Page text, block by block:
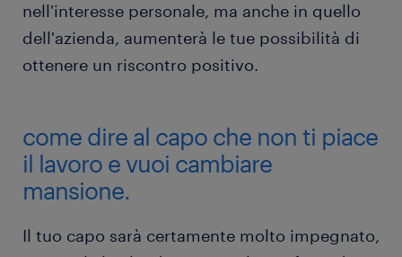
nell'interesse personale, ma anche in quello
dell'azienda, aumenterà le tue possibilità di
ottenere un riscontro positivo.
come dire al capo che non ti piace
il lavoro e vuoi cambiare
mansione.
Il tuo capo sarà certamente molto impegnato,